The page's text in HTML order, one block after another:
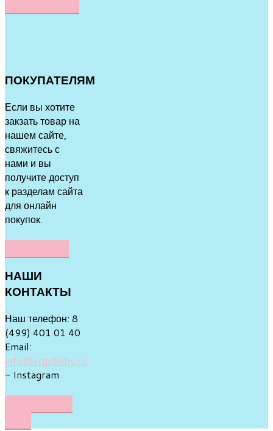
ПОКУПАТЕЛЯМ
Если вы хотите
закзать товар на
нашем сайте,
свяжитесь с
нами и вы
получите доступ
к разделам сайта
для онлайн
покупок.
НАШИ
КОНТАКТЫ
Наш телефон: 8
(499) 401 01 40
Email:
info@argobaby.ru
- Instagram